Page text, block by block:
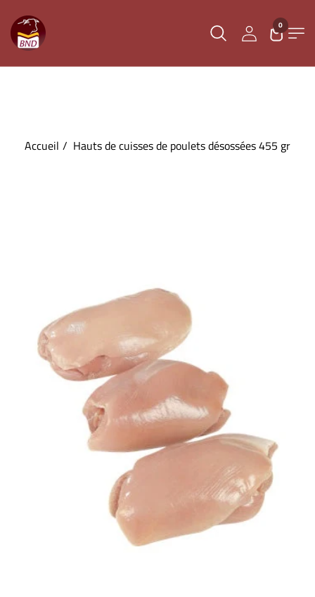
0
Accueil Hauts de cuisses de poulets désossées 455 gr